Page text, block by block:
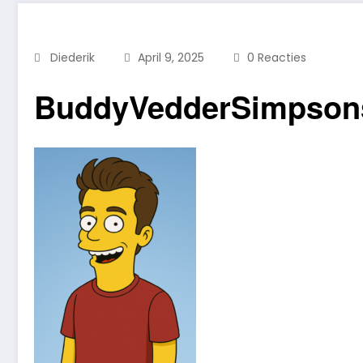
Diederik April 9, 2025 0 Reacties